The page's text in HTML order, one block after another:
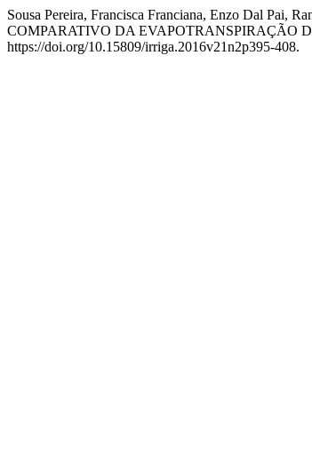
Sousa Pereira, Francisca Franciana, Enzo Dal Pai,
COMPARATIVO DA EVAPOTRANSPIRAÇÃO
https://doi.org/10.15809/irriga.2016v21n2p395-408.